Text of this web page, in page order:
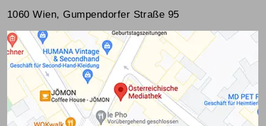
1060 Wien, Gumpendorfer Straße 95